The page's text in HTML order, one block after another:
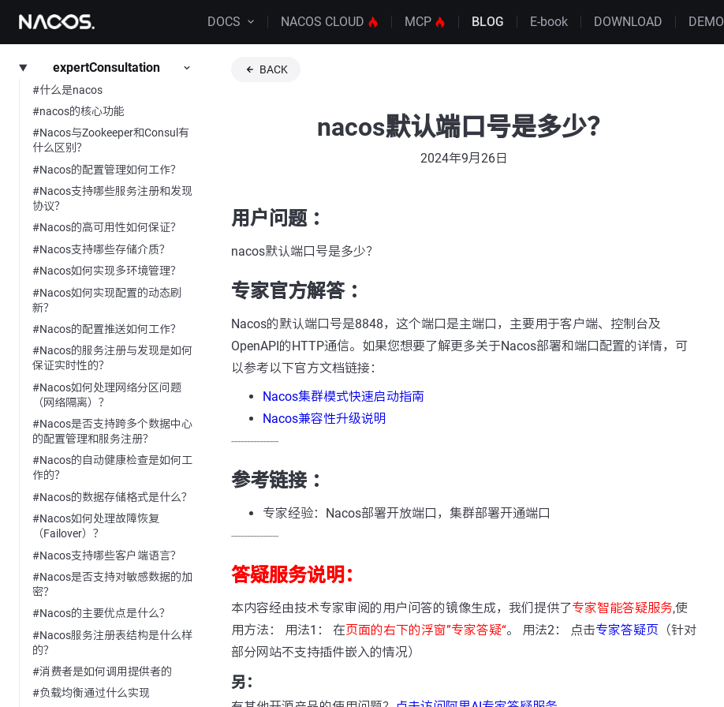
DOCS NACOS CLOUD MCP BLOG E-book DOWNLOAD DEMO
expertConsultation
#什么是nacos
#nacos的核心功能
#Nacos与Zookeeper和Consul有
什么区别？
#Nacos的配置管理如何工作？
#Nacos支持哪些服务注册和发现
协议？
#Nacos的高可用性如何保证？
#Nacos支持哪些存储介质？
#Nacos如何实现多环境管理？
#Nacos如何实现配置的动态刷
新？
#Nacos的配置推送如何工作？
#Nacos的服务注册与发现是如何
保证实时性的？
#Nacos如何处理网络分区问题
（网络隔离）？
#Nacos是否支持跨多个数据中心
的配置管理和服务注册？
#Nacos的自动健康检查是如何工
作的？
#Nacos的数据存储格式是什么？
#Nacos如何处理故障恢复
（Failover）？
#Nacos支持哪些客户端语言？
#Nacos是否支持对敏感数据的加
密？
#Nacos的主要优点是什么？
#Nacos服务注册表结构是什么样
的？
#消费者是如何调用提供者的
#负载均衡通过什么实现
BACK
nacos默认端口号是多少？
2024年9月26日
用户问题 ：
nacos默认端口号是多少？
专家官方解答 ：
Nacos的默认端口号是8848，这个端口是主端口，主要用于客户端、控制台及
OpenAPI的HTTP通信。如果您想要了解更多关于Nacos部署和端口配置的详情，可
以参考以下官方文档链接：
Nacos集群模式快速启动指南
Nacos兼容性升级说明
---------------
参考链接 ：
专家经验：Nacos部署开放端口，集群部署开通端口
---------------
答疑服务说明：
本内容经由技术专家审阅的用户问答的镜像生成，我们提供了专家智能答疑服务,使
用方法： 用法1： 在页面的右下的浮窗”专家答疑“。 用法2： 点击专家答疑页 （针对
部分网站不支持插件嵌入的情况）
另：